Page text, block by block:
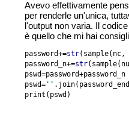
Avevo effettivamente
per renderle un'unica,
l'output non varia. Il
è quello che mi hai
password+=str(sample(nc,
password_n+=str
pswd=password+password_n
pswd=''